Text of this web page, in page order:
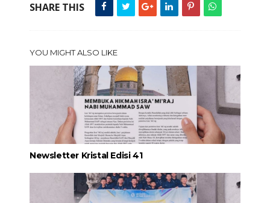
SHARE THIS
YOU MIGHT ALSO LIKE
Newsletter Kristal Edisi 41